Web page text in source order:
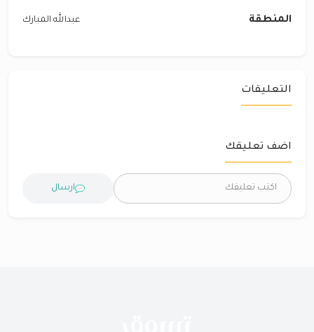
المنطقة عبدالله المبارك
التعليقات
اضف تعليقك
ارسال